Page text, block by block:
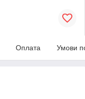
Оплата Умови